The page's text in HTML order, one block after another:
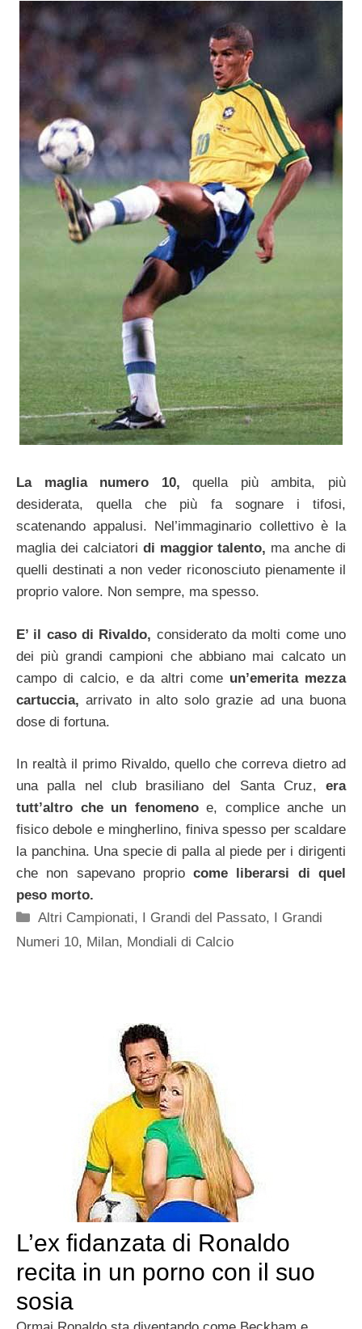
La maglia numero 10, quella più ambita, più
desiderata, quella che più fa sognare i tifosi,
scatenando appalusi. Nel’immaginario collettivo è la
maglia dei calciatori di maggior talento, ma anche di
quelli destinati a non veder riconosciuto pienamente il
proprio valore. Non sempre, ma spesso.
E’ il caso di Rivaldo, considerato da molti come uno
dei più grandi campioni che abbiano mai calcato un
campo di calcio, e da altri come un’emerita mezza
cartuccia,arrivato in alto solo grazie ad una buona
dose di fortuna.
In realtà il primo Rivaldo, quello che correva dietro ad
una palla nel club brasiliano del Santa Cruz, era
tutt’altro che un fenomenoe, complice anche un
fisico debole e mingherlino, finiva spesso per scaldare
la panchina. Una specie di palla al piede per i dirigenti
che non sapevano propriocome liberarsi di quel
peso morto.
Categorie
Altri Campionati, I Grandi del Passato,
I Grandi
Numeri 10, Milan, Mondiali di Calcio
L’ex fidanzata di Ronaldo
recita in un porno con il suo
sosia